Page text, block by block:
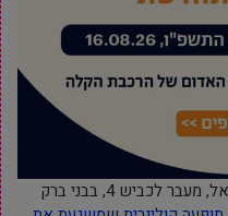
במרחק חמש דקות נסיעה מגבעת שמואל, מעבר לכביש 4, בבני ברק